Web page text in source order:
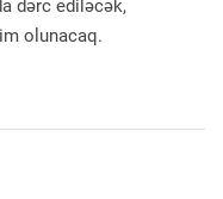
dərc ediləcək,
olunacaq.